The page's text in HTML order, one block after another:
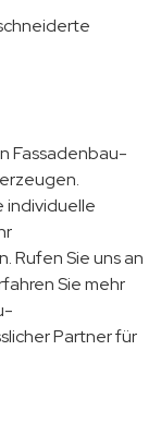
Fassadenbau-
individuelle
Rufen Sie uns an
Sie mehr
Partner für